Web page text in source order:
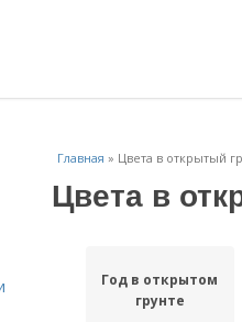
Главная » Цвета в открытый
Цвета в
Год в открытом
грунте